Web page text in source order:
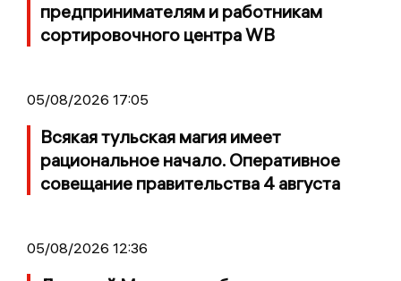
предпринимателям и работникам
сортировочного центра WB
05/08/2026 17:05
Всякая тульская магия имеет
рациональное начало. Оперативное
совещание правительства 4 августа
05/08/2026 12:36